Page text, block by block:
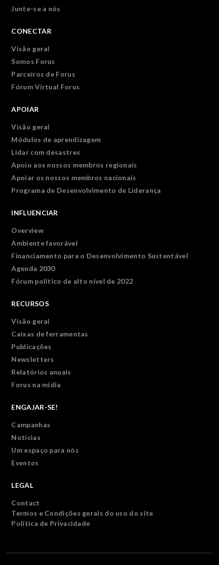
Junte-se a nós
CONECTAR
Visão geral
Somos Forus
Parceiros de Forus
Fórum Virtual Forus
APOIAR
Visão geral
Módulos de aprendizagem
Lidar com desastres
Apoio aos nossos membros regionais
Apoiar os nossos membros nacionais
Programa de Desenvolvimento de Liderança
INFLUENCIAR
Overview
Ambiente favorável
Financiamento para o Desenvolvimento Sustentável
Agenda 2030
Fórum político de alto nível de 2022
RECURSOS
Visão geral
Caixas de ferramentas
Publicações
Newsletters
Relatórios anuais
Forus na mídia
ENGAJAR-SE!
Campanhas
Notícias
Um espaço para nós
Eventos
LEGAL
Contact
Termos e Condições gerais do uso do site
Política de Privacidade